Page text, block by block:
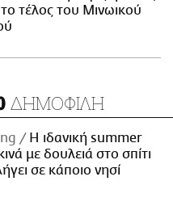
τέλος του Μινωικού
ΔΗΜΟΦΙΛΗ
Η ιδανική summer
με δουλειά στο σπίτι
σε κάποιο νησί